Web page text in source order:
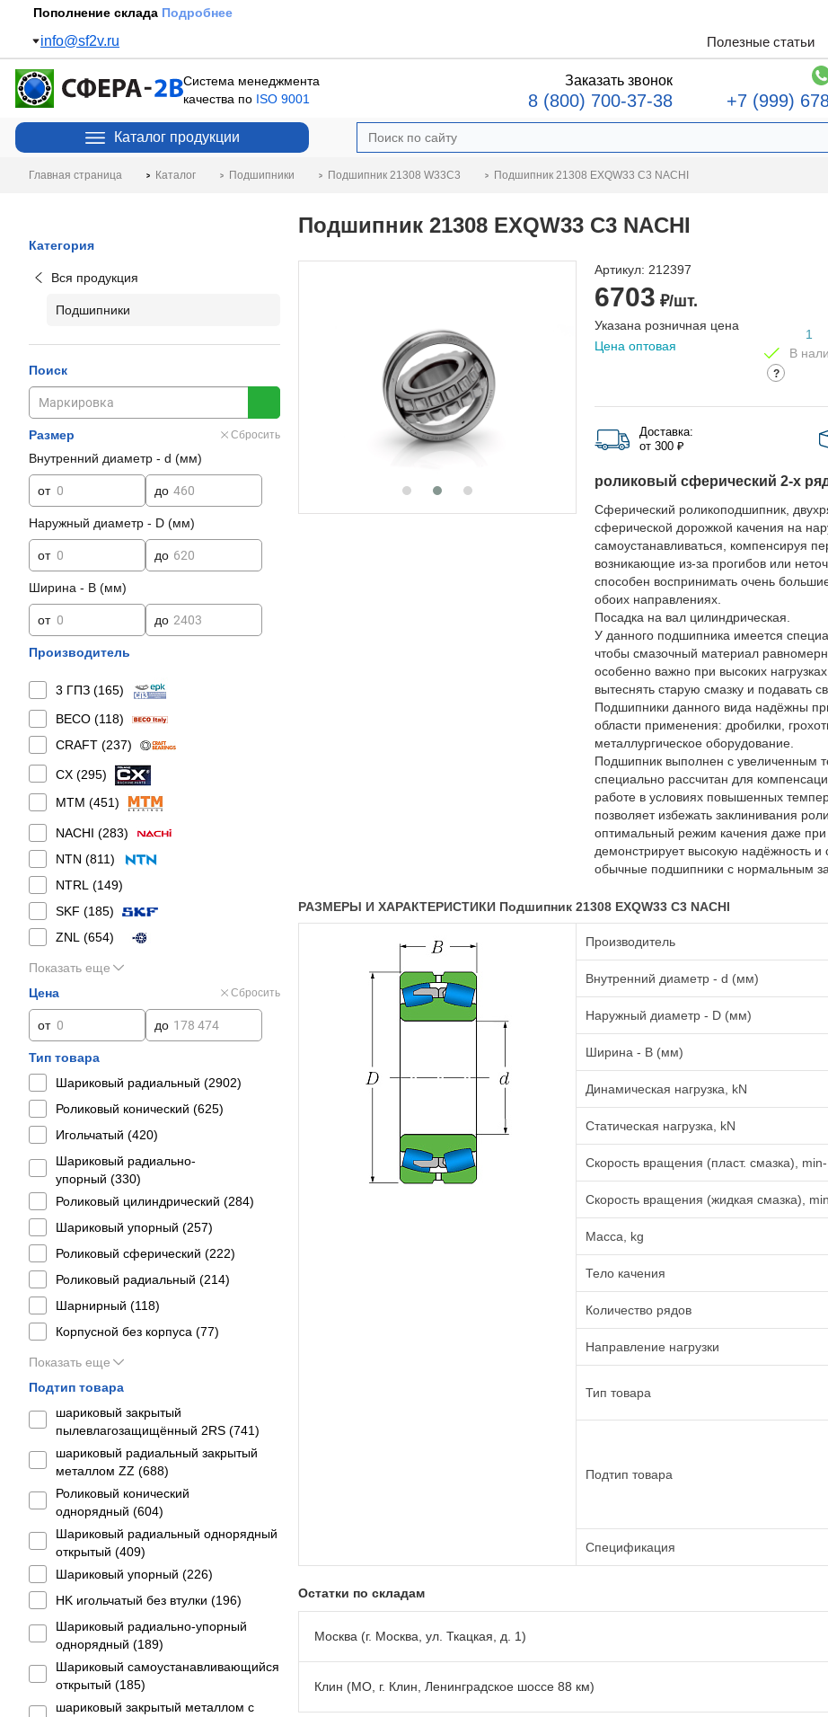
Пополнение склада Подробнее
info@sf2v.ru Полезные статьи
Система менеджмента
качества по ISO 9001
Заказать звонок
8 (800) 700-37-38 +7 (999)
Каталог продукции
Главная страница Каталог Подшипники Подшипник 21308 W33C3 Подшипник 21308 EXQW33 C3 NACHI
Категория
Вся продукция
Подшипники
Поиск
Размер Сбросить
Внутренний диаметр - d (мм)
от до
Наружный диаметр - D (мм)
от до
Ширина - B (мм)
от до
Производитель
3 ГПЗ (165)
BECO (118)
CRAFT (237)
CX (295)
MTM (451)
NACHI (283)
NTN (811)
NTRL (149)
SKF (185)
ZNL (654)
Показать еще
Цена
Сбросить
от до
Тип товара
Шариковый радиальный (2902)
Роликовый конический (625)
Игольчатый (420)
Шариковый радиально-
упорный (330)
Роликовый цилиндрический (284)
Шариковый упорный (257)
Роликовый сферический (222)
Роликовый радиальный (214)
Шарнирный (118)
Корпусной без корпуса (77)
Показать еще
Подтип товара
шариковый закрытый
пылевлагозащищённый 2RS (741)
шариковый радиальный закрытый
металлом ZZ (688)
Роликовый конический
однорядный (604)
Шариковый радиальный однорядный
открытый (409)
Шариковый упорный (226)
HK игольчатый без втулки (196)
Шариковый радиально-упорный
однорядный (189)
Шариковый самоустанавливающийся
открытый (185)
шариковый закрытый металлом с
Подшипник 21308 EXQW33 C3 NACHI
Артикул: 212397
6703 ₽/шт.
Указана розничная цена
Цена оптовая
1
В
?
Доставка:
от 300 ₽
роликовый сферический 2-х
Сферический роликоподшипник,
сферической дорожкой качения на
самоустанавливаться, компенсируя
возникающие из-за прогибов или
способен воспринимать очень
обоих направлениях.
Посадка на вал цилиндрическая.
У данного подшипника имеется
чтобы смазочный материал
особенно важно при высоких
вытеснять старую смазку и подавать
Подшипники данного вида надёжны
области применения: дробилки,
металлургическое оборудование.
Подшипник выполнен с увеличенным
специально рассчитан для
работе в условиях повышенных
позволяет избежать заклинивания
оптимальный режим качения даже при
демонстрирует высокую надёжность и
обычные подшипники с нормальным
РАЗМЕРЫ И ХАРАКТЕРИСТИКИ Подшипник 21308 EXQW33 C3 NACHI
Производитель
Внутренний диаметр - d (мм)
Наружный диаметр - D (мм)
Ширина - B (мм)
Динамическая нагрузка, kN
Статическая нагрузка, kN
Скорость вращения (пласт. смазка), min-
Скорость вращения (жидкая смазка),
Масса, kg
Тело качения
Количество рядов
Направление нагрузки
Тип товара
Подтип товара
Спецификация
Остатки по складам
Москва (г. Москва, ул. Ткацкая, д. 1)
Клин (МО, г. Клин, Ленинградское шоссе 88 км)